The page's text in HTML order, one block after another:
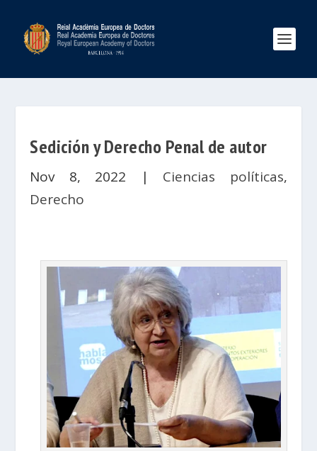
Sedición y Derecho Penal de autor
Nov 8, 2022 | Ciencias políticas,
Derecho